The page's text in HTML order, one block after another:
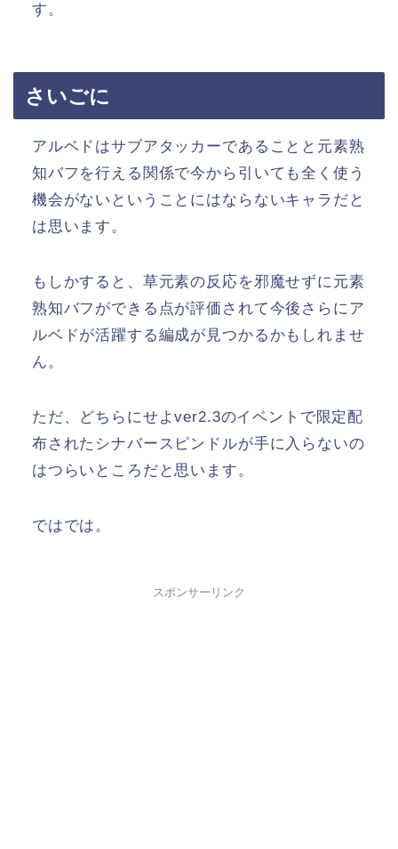
す。
さいごに
アルベドはサブアタッカーであることと元素熟
知バフを行える関係で今から引いても全く使う
機会がないということにはならないキャラだと
は思います。
もしかすると、草元素の反応を邪魔せずに元素
熟知バフができる点が評価されて今後さらにア
ルベドが活躍する編成が見つかるかもしれませ
ん。
ただ、どちらにせよver2.3のイベントで限定配
布されたシナバースピンドルが手に入らないの
はつらいところだと思います。
ではでは。
スポンサーリンク